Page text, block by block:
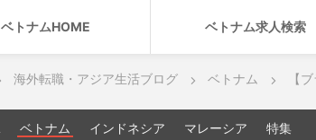
ベトナムHOME ベトナム求人検索
海外転職・アジア生活ブログ ベトナム 【
ベトナム インドネシア マレーシア 特集